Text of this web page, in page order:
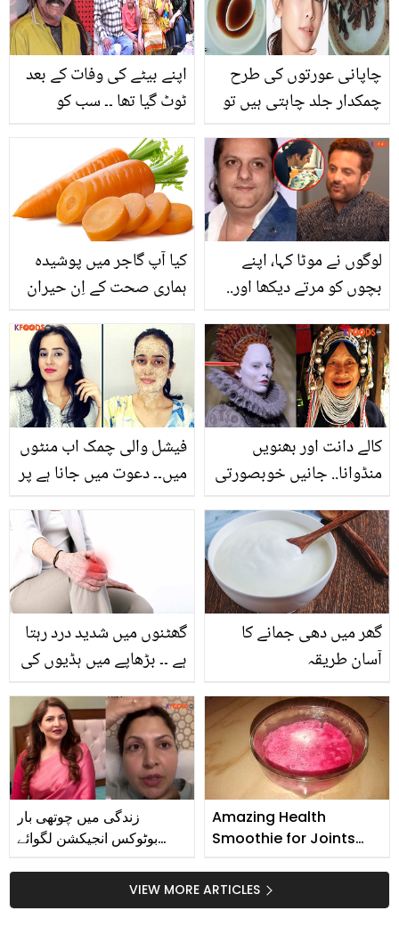
اپنے بیٹے کی وفات کے بعد
ٹوٹ گیا تھا ۔۔ سب کو
کیسی شخصیت تھے اور
انہوں نے زندگی میں کن
مشکل وقت کا سامنا کیا؟
چاپانی عورتوں کی طرح
چمکدار جلد چاہتی ہیں تو
ملا کر لگائیں۔۔ جھریاں دور
کرنے کے لئے جاپان کی
خواتین کا صدیوں پرانا راز
کیا آپ گاجر میں پوشیدہ
ہماری صحت کے اِن حیران
لوگوں نے موٹا کہا، اپنے
بچوں کو مرتے دیکھا اور..
کہاں غائب تھے؟ سامنے آ کر
سب کو حقیقت بتا دی
فیشل والی چمک اب منٹوں
میں۔۔ دعوت میں جانا ہے پر
اب بنائیں ان 3 اجزاء سے
بہترین فیس پیک
کالے دانت اور بھنویں
منڈوانا.. جانیں خوبصورتی
کس جگہ موجود ہیں؟
گھٹنوں میں شدید درد رہتا
ہے ۔۔ بڑھاپے میں ہڈیوں کی
سے ہی ان نسخوں پر عمل
کرنا شروع کردیں تاکہ اس
مشکل سے بچ سکیں
گھر میں دھی جمانے کا
آسان طریقہ
زندگی میں چوتھی بار
بوٹوکس انجیکشن لگوائے
بوٹوکس کے بارے میں بتاتے
Amazing Health
Smoothie for Joints
VIEW MORE ARTICLES